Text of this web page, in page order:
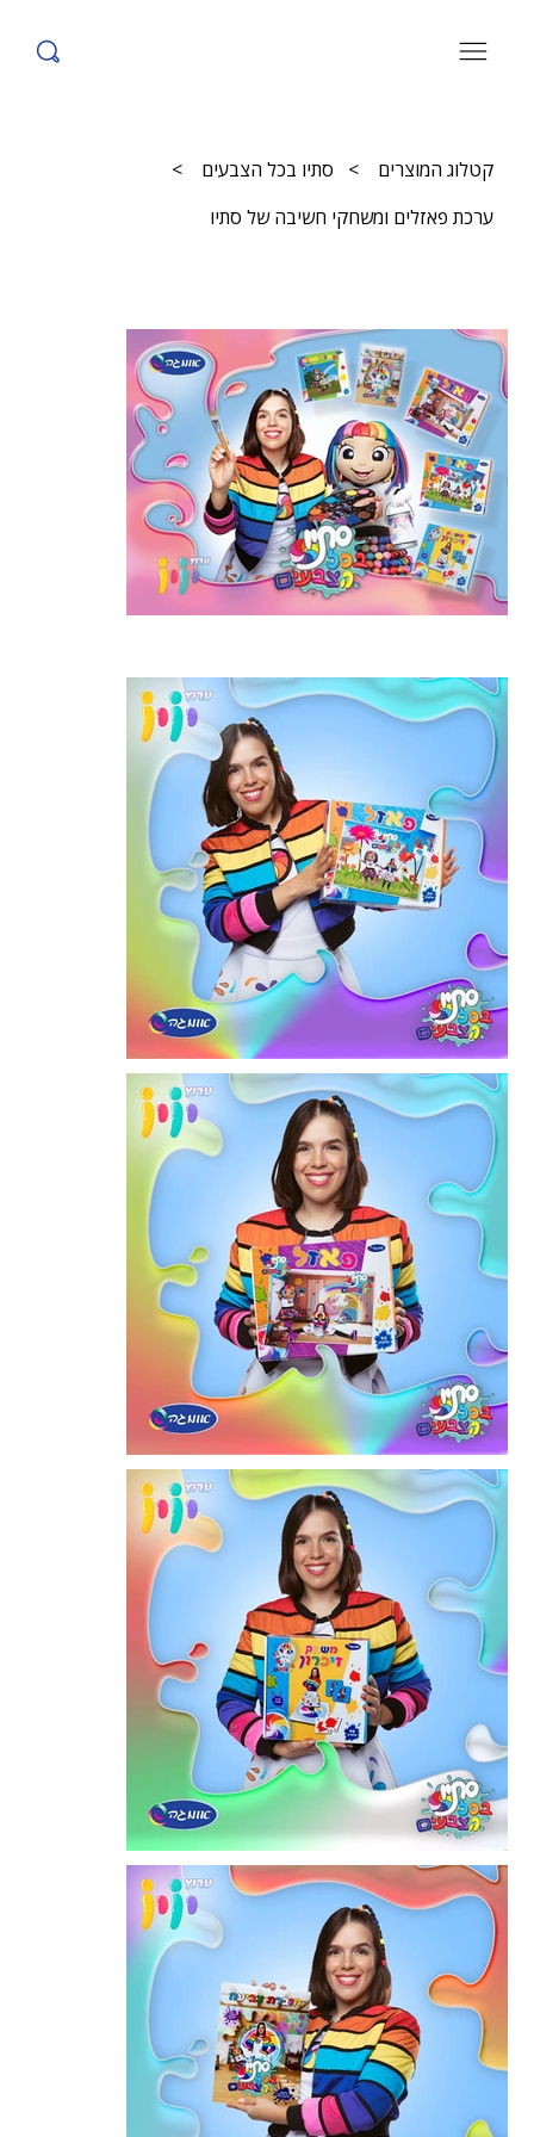
קטלוג המוצרים > סתיו בכל הצבעים
>
ערכת פאזלים ומשחקי חשיבה של סתיו